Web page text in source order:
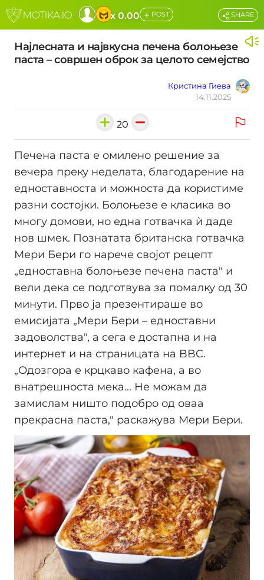
x 0.00 + POST
Најлесната и највкусна печена болоњезе
паста – совршен оброк за целото семејство
Кристина Гиева
14.11.2025
SHARE
20
Печена паста е омилено решение за
вечера преку неделата, благодарение на
едноставноста и можноста да користиме
разни состојки. Болоњезе е класика во
многу домови, но една готвачка ѝ даде
нов шмек. Познатата британска готвачка
Мери Бери го нарече својот рецепт
„едноставна болоњезе печена паста" и
вели дека се подготвува за помалку од 30
минути. Прво ја презентираше во
емисијата „Мери Бери – едноставни
задоволства", а сега е достапна и на
интернет и на страницата на BBC.
„Одозгора е крцкаво кафена, а во
внатрешноста мека... Не можам да
замислам ништо подобро од оваа
прекрасна паста," раскажува Мери Бери.